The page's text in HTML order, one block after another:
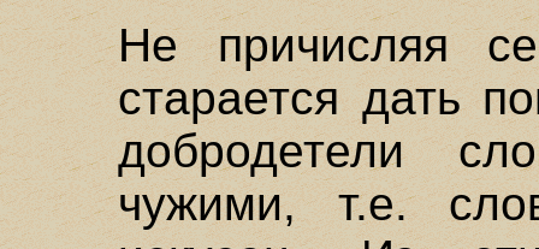
Не причисляя
старается дать
добродетели
чужими, т.е.